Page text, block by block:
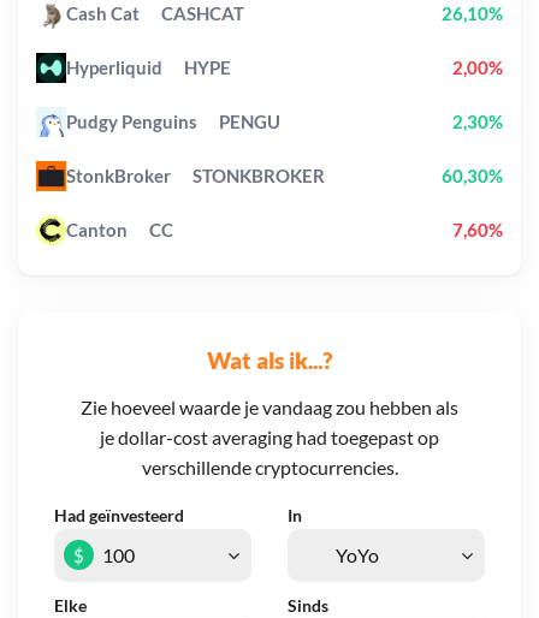
Wat als ik...?
Zie hoeveel waarde je vandaag zou hebben als
je dollar-cost averaging had toegepast op
verschillende cryptocurrencies.
Had geïnvesteerd In
Elke Sinds
$
Cash Cat CASHCAT 26,10%
Hyperliquid HYPE 2,00%
Pudgy Penguins PENGU 2,30%
StonkBroker STONKBROKER 60,30%
Canton CC 7,60%